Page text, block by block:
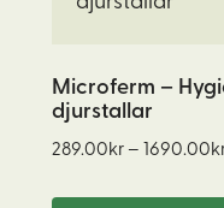
Microferm –
djurstallar
289.00kr – 1690.00
produkten
flera
varianter.
De